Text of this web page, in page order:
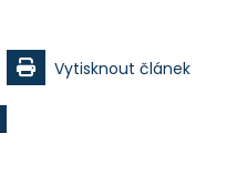
Vytisknout článek